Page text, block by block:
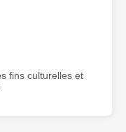
fins culturelles et